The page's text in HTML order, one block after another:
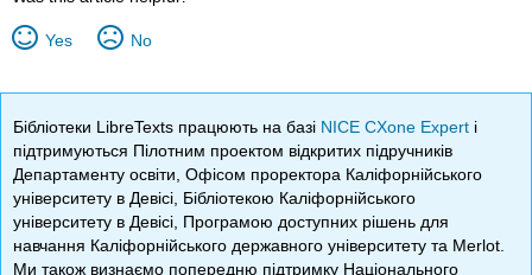
Yes No
Бібліотеки LibreTexts працюють на базі NICE CXone Expert і
підтримуються Пілотним проектом відкритих підручників
Департаменту освіти, Офісом проректора Каліфорнійського
університету в Девісі, Бібліотекою Каліфорнійського
університету в Девісі, Програмою доступних рішень для
навчання Каліфорнійського державного університету та Merlot.
Ми також визнаємо попередню підтримку Національного